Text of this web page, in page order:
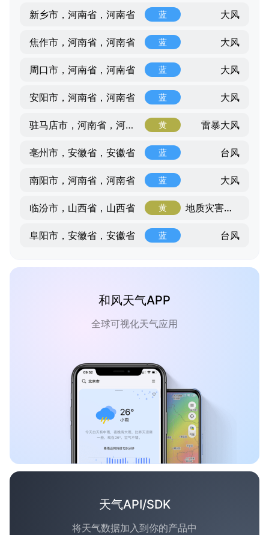
新乡市，河南省，河南省 蓝 大风
焦作市，河南省，河南省 蓝 大风
周口市，河南省，河南省 蓝 大风
安阳市，河南省，河南省 蓝 大风
驻马店市，河南省，河南省 黄 雷暴大风
亳州市，安徽省，安徽省 蓝 台风
南阳市，河南省，河南省 蓝 大风
临汾市，山西省，山西省 黄 地质灾害气象风险
阜阳市，安徽省，安徽省 蓝 台风
和风天气APP
全球可视化天气应用
天气API/SDK
将天气数据加入到你的产品中